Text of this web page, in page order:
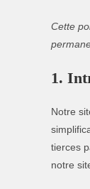
Cette
1.
Notre
tierces
notre